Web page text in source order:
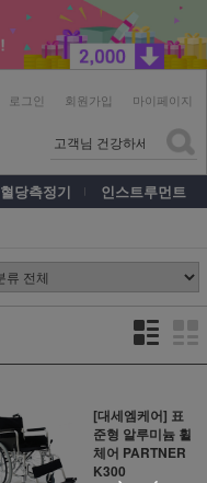
로그인 회원가입 마이페이지
혈당측정기 인스트루먼트
[대세엠케어] 표
준형 알루미늄 휠
체어 PARTNER
K300